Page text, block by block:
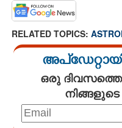
RELATED TOPICS:
ഒരു